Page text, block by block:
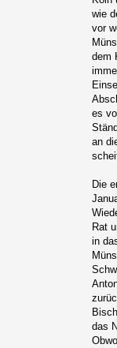
wie
vor
dem
es
an
Die
Rat
in
das